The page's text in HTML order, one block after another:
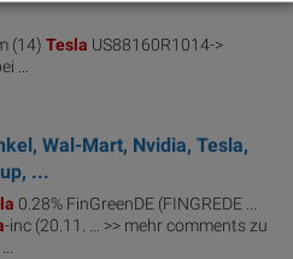
(14) Tesla US88160R1014->
...
Wal-Mart, Nvidia, Tesla,
...
0.28% FinGreenDE (FINGREDE ...
-inc (20.11. ... >> mehr comments zu